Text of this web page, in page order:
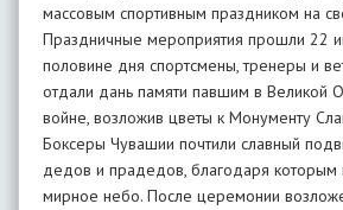
массовым спортивным праздником на
Праздничные мероприятия прошли 22
половине дня спортсмены, тренеры и
отдали дань памяти павшим в Великой
войне, возложив цветы к Монументу
Боксеры Чувашии почтили славный
дедов и прадедов, благодаря которым
мирное небо. После церемонии